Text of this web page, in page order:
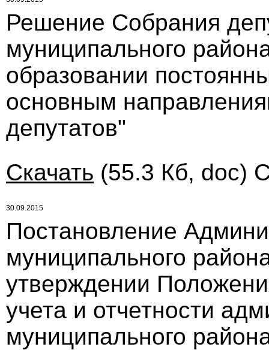
Решение Собрания
муниципального
образовании
основным
депутатов"
Скачать (55.3 Кб, doc)
30.09.2015
Постановление
муниципального
утверждении
учета и отчетности
муниципального